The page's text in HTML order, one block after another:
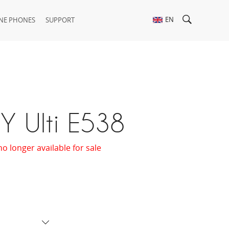
PHONES SUPPORT EN
Ulti E538
longer available for sale